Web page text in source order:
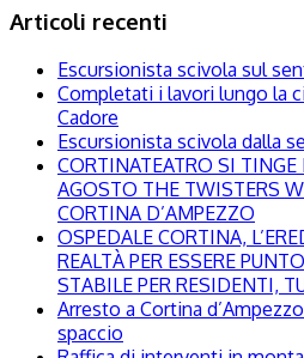
Articoli recenti
Escursionista scivola sul
Completati i lavori lungo la
Cadore
Escursionista scivola dalla
CORTINATEATRO SI
AGOSTO THE TWISTERS
CORTINA D’AMPEZZO
OSPEDALE CORTINA,
REALTÀ PER ESSERE
STABILE PER RESIDENTI,
Arresto a Cortina
spaccio